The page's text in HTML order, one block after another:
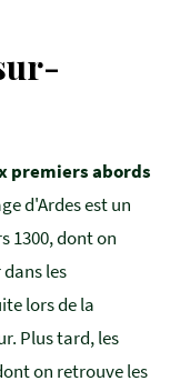
premiers abords
d'Ardes est un
1300, dont on
les
lors de la
Plus tard, les
on retrouve les